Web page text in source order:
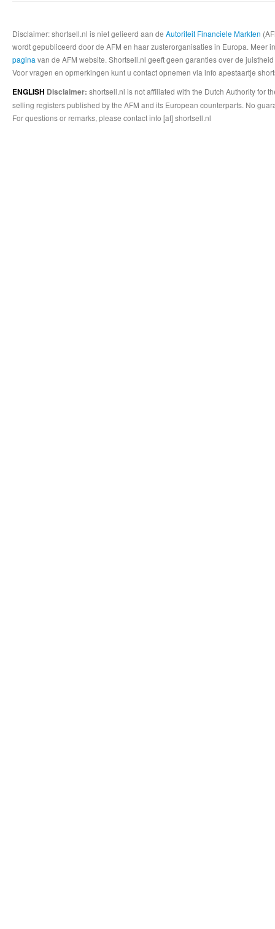
Disclaimer: shortsell.nl is niet gelieerd aan de Autoriteit Financiele Markten
wordt gepubliceerd door de AFM en haar zusterorganisaties in Europa.
pagina van de AFM website. Shortsell.nl geeft geen garanties over de
Voor vragen en opmerkingen kunt u contact opnemen via info apestaartje
ENGLISH Disclaimer: shortsell.nl is not affiliated with the Dutch Authority for
selling registers published by the AFM and its European counterparts. No
For questions or remarks, please contact info [at] shortsell.nl